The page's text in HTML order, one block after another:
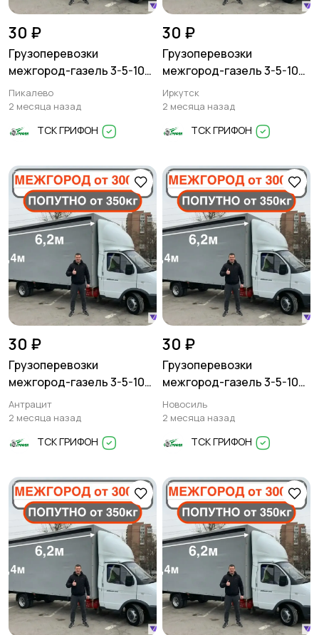
30 ₽
Грузоперевозки
межгород-газель 3-5-10
тонн
Пикалево
2 месяца назад
ТСК ГРИФОН
30 ₽
Грузоперевозки
межгород-газель 3-5-10
тонн
Иркутск
2 месяца назад
ТСК ГРИФОН
30 ₽
Грузоперевозки
межгород-газель 3-5-10
тонн
Антрацит
2 месяца назад
ТСК ГРИФОН
30 ₽
Грузоперевозки
межгород-газель 3-5-10
тонн
Новосиль
2 месяца назад
ТСК ГРИФОН